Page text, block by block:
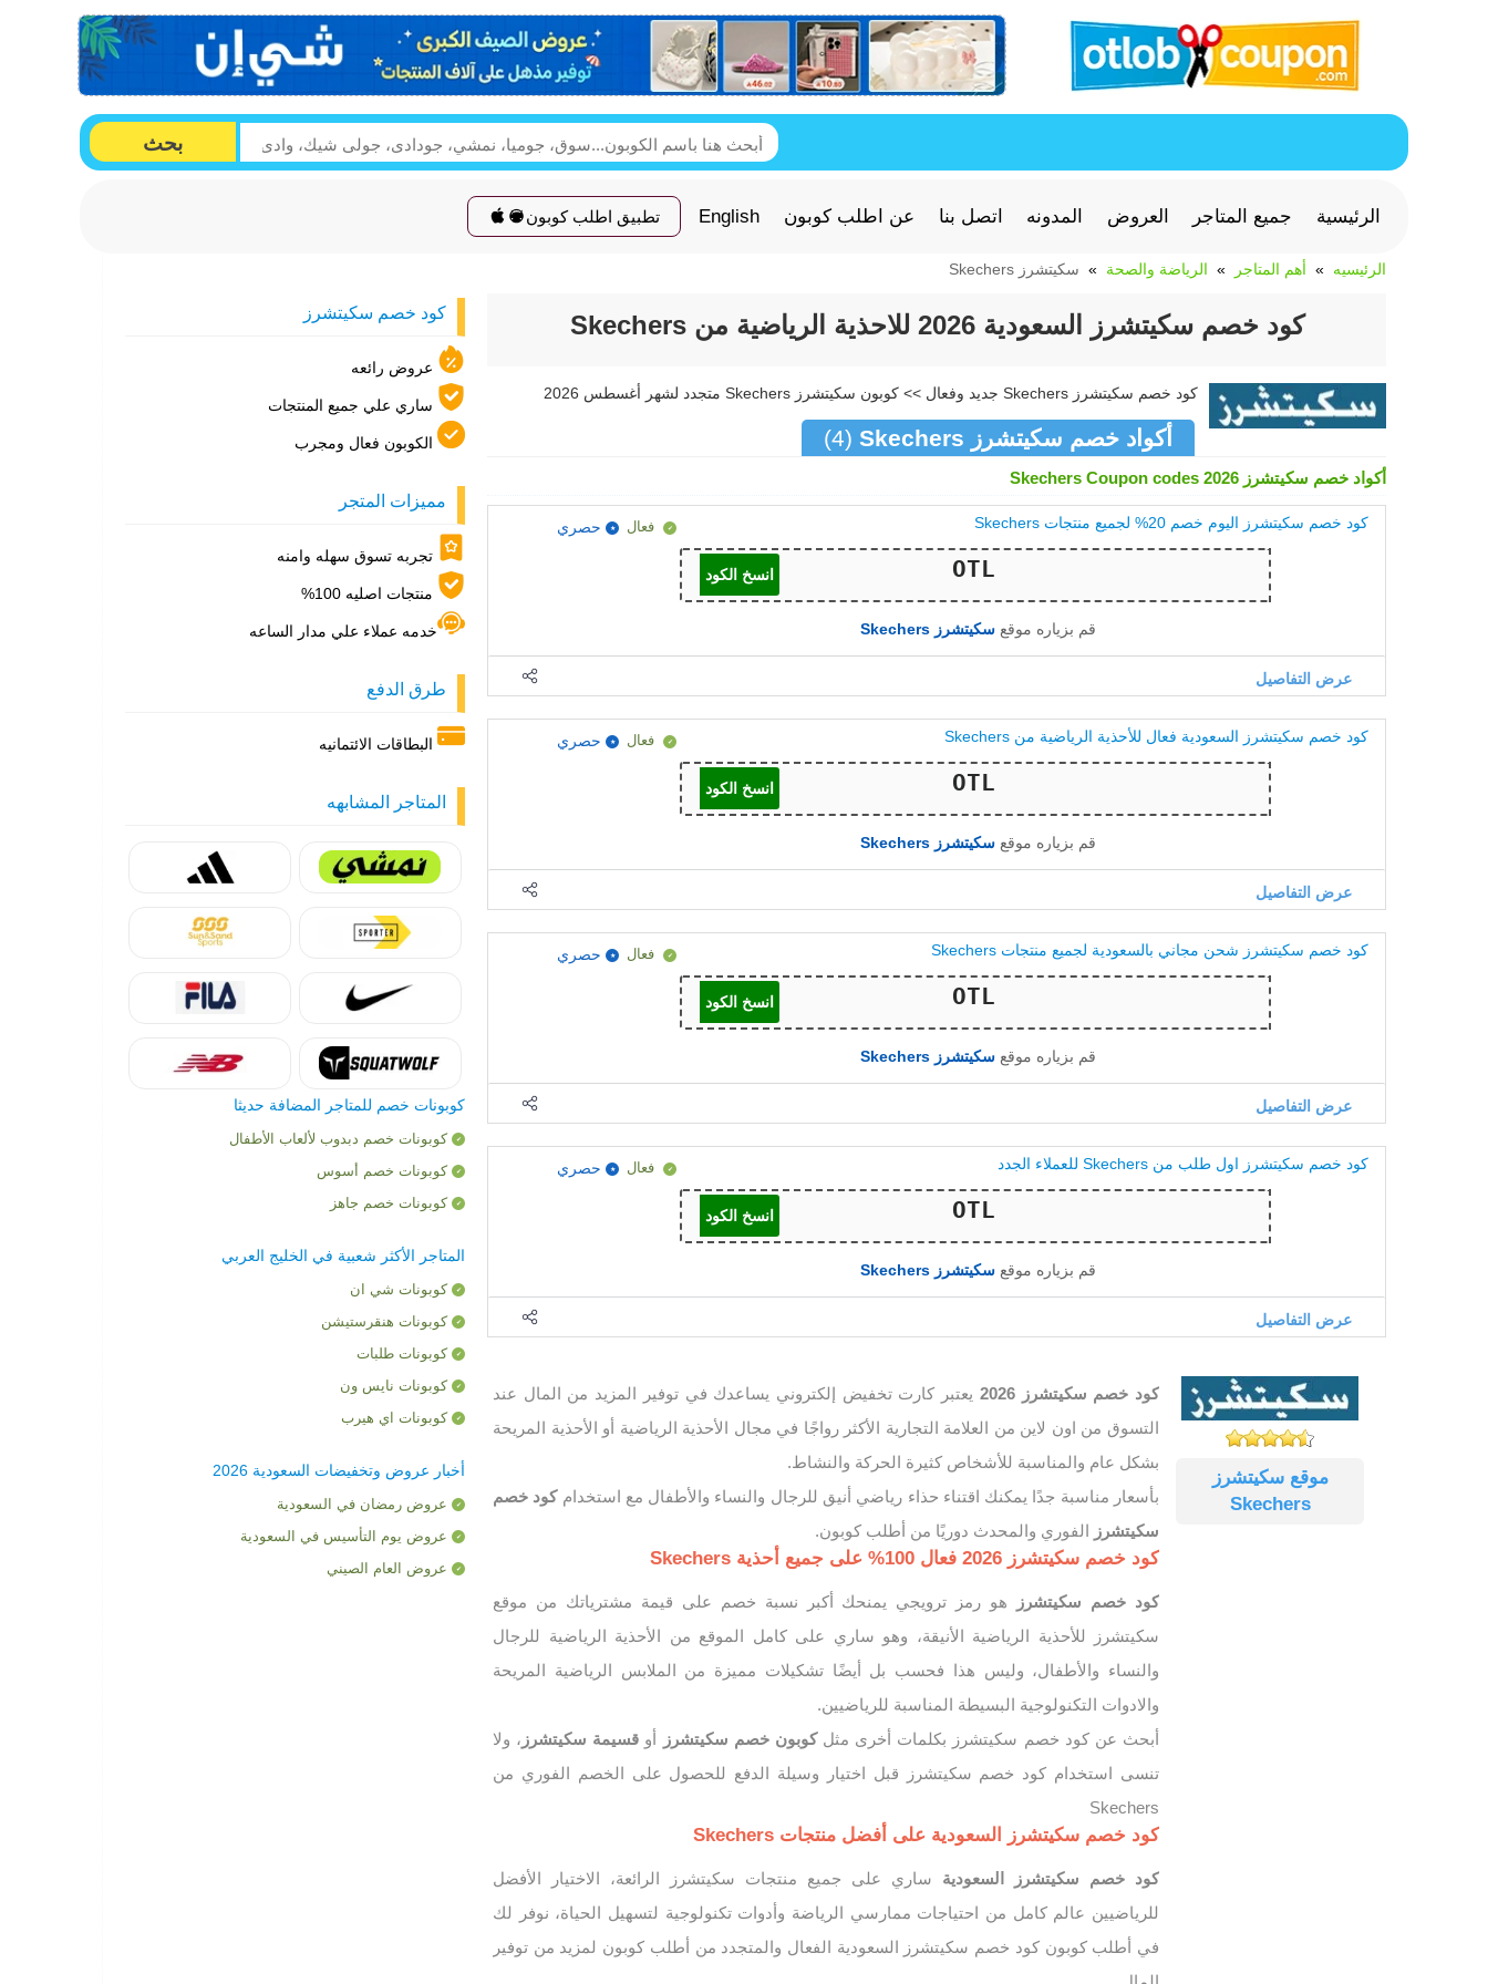
بحث
الرئيسية جميع المتاجر العروض المدونه اتصل بنا عن اطلب كوبون English تطبيق اطلب كوبون
الرئيسيه أهم المتاجر الرياضة والصحة سكيتشرز Skechers
كود خصم سكيتشرز السعودية 2026 للاحذية الرياضية من Skechers
كود خصم سكيتشرز Skechers جديد وفعال >> كوبون سكيتشرز Skechers متجدد لشهر أغسطس 2026
أكواد خصم سكيتشرز Skechers (4)
أكواد خصم سكيتشرز Skechers Coupon codes 2026
كود خصم سكيتشرز اليوم خصم 20% لجميع منتجات Skechers فعال حصري
انسخ الكود
قم بزياره موقعسكيتشرز Skechers
عرض التفاصيل
كود خصم سكيتشرز السعودية فعال للأحذية الرياضية من Skechers فعال حصري
انسخ الكود
قم بزياره موقعسكيتشرز Skechers
عرض التفاصيل
كود خصم سكيتشرز شحن مجاني بالسعودية لجميع منتجات Skechers فعال حصري
انسخ الكود
قم بزياره موقعسكيتشرز Skechers
عرض التفاصيل
كود خصم سكيتشرز اول طلب من Skechers للعملاء الجدد فعال حصري
انسخ الكود
قم بزياره موقعسكيتشرز Skechers
عرض التفاصيل
موقع سكيتشرز
Skechers
كود خصم سكيتشرز 2026
يعتبر كارت تخفيض إلكتروني يساعدك في توفير المزيد من المال عند
التسوق من اون لاين من العلامة التجارية الأكثر رواجًا في مجال الأحذية الرياضية أو الأحذية المريحة
بشكل عام والمناسبة للأشخاص كثيرة الحركة والنشاط.
بأسعار مناسبة جدًا يمكنك اقتناء حذاء رياضي أنيق للرجال والنساء والأطفال مع استخدام كود خصم
سكيتشرز الفوري والمحدث دوريًا من أطلب كوبون.
كود خصم سكيتشرز 2026 فعال 100% على جميع أحذية Skechers
كود خصم سكيتشرز
هو رمز ترويجي يمنحك أكبر نسبة خصم على قيمة مشترياتك من موقع
سكيتشرز للأحذية الرياضية الأنيقة، وهو ساري على كامل الموقع من الأحذية الرياضية للرجال
والنساء والأطفال، وليس هذا فحسب بل أيضًا تشكيلات مميزة من الملابس الرياضية المريحة
والادوات التكنولوجية البسيطة المناسبة للرياضيين.
أبحث عن كود خصم سكيتشرز بكلمات أخرى مثلكوبون خصم سكيتشرز أو قسيمة سكيتشرز ، ولا
تنسى استخدام كود خصم سكيتشرز قبل اختيار وسيلة الدفع للحصول على الخصم الفوري من
Skechers
كود خصم سكيتشرز السعودية على أفضل منتجات Skechers
كود خصم سكيتشرز السعودية ساري على جميع منتجات سكيتشرز الرائعة، الاختيار الأفضل
للرياضيين عالم كامل من احتياجات ممارسي الرياضة وأدوات تكنولوجية لتسهيل الحياة، نوفر لك
في أطلب كوبون كود خصم سكيتشرز السعودية الفعال والمتجدد من أطلب كوبون لمزيد من توفير
كود خصم سكيتشرز
عروض رائعه
ساري علي جميع المنتجات
الكوبون فعال ومجرب
مميزات المتجر
تجربه تسوق سهله وامنه
منتجات اصليه 100%
خدمه عملاء علي مدار الساعه
طرق الدفع
البطاقات الائتمانيه
المتاجر المشابهه
كوبونات خصم للمتاجر المضافة حديثا
كوبونات خصم دبدوب لألعاب الأطفال
كوبونات خصم أسوس
كوبونات خصم جاهز
المتاجر الأكثر شعبية في الخليج العربي
كوبونات شي ان
كوبونات هنقرستيشن
كوبونات طلبات
كوبونات نايس ون
كوبونات اي هيرب
أخبار عروض وتخفيضات السعودية 2026
عروض رمضان في السعودية
عروض يوم التأسيس في السعودية
عروض العام الصيني